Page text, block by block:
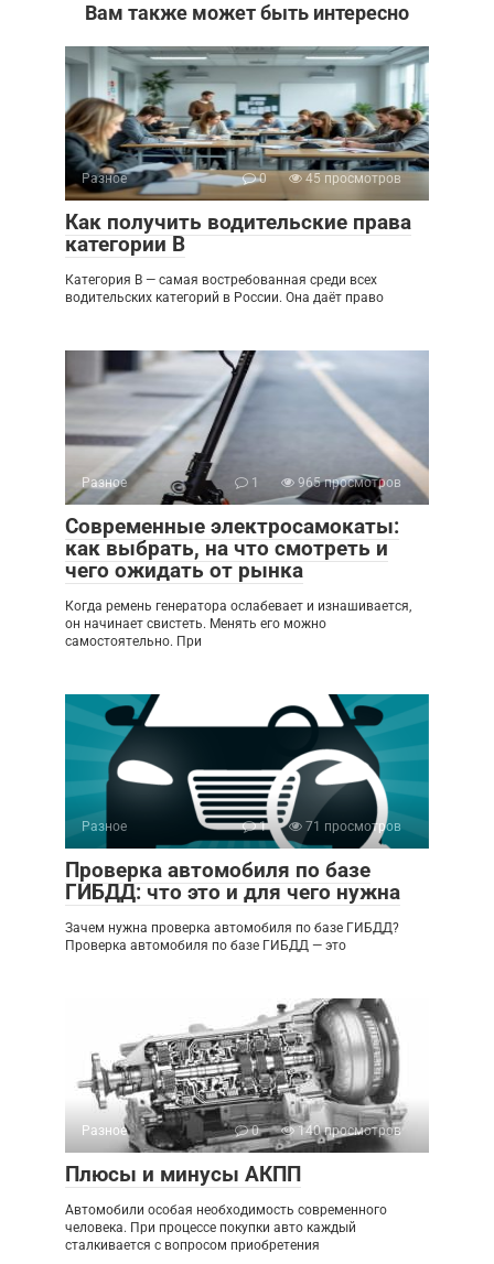
Вам также может быть интересно
Разное 0 45 просмотров
Как получить водительские права
категории B
Категория B — самая востребованная среди всех
водительских категорий в России. Она даёт право
Разное 1 965 просмотров
Современные электросамокаты:
как выбрать, на что смотреть и
чего ожидать от рынка
Когда ремень генератора ослабевает и изнашивается,
он начинает свистеть. Менять его можно
самостоятельно. При
Разное 1 71 просмотров
Проверка автомобиля по базе
ГИБДД: что это и для чего нужна
Зачем нужна проверка автомобиля по базе ГИБДД?
Проверка автомобиля по базе ГИБДД — это
Разное 0 140 просмотров
Плюсы и минусы АКПП
Автомобили особая необходимость современного
человека. При процессе покупки авто каждый
сталкивается с вопросом приобретения